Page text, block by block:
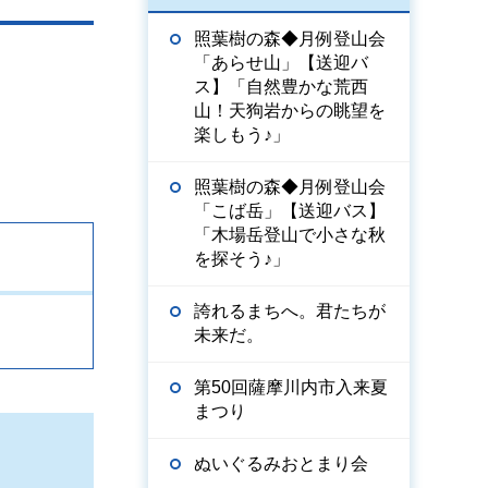
照葉樹の森◆月例登山会
「あらせ山」【送迎バ
ス】「自然豊かな荒西
山！天狗岩からの眺望を
楽しもう♪」
照葉樹の森◆月例登山会
「こば岳」【送迎バス】
「木場岳登山で小さな秋
を探そう♪」
誇れるまちへ。君たちが
未来だ。
第50回薩摩川内市入来夏
まつり
ぬいぐるみおとまり会